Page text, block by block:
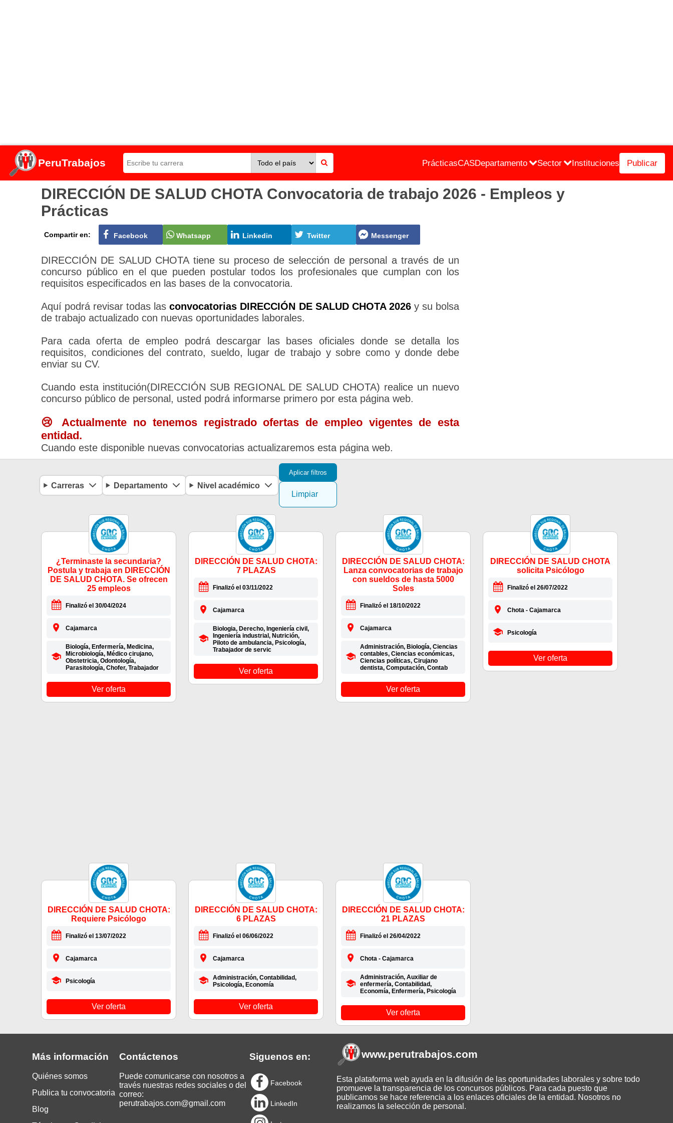
PeruTrabajos PrácticasCASDepartamento Sector Instituciones Publicar
DIRECCIÓN DE SALUD CHOTA Convocatoria de trabajo 2026 - Empleos y
Prácticas
Compartir en: Facebook Whatsapp Linkedin Twitter Messenger
DIRECCIÓN DE SALUD CHOTA tiene su proceso de selección de personal a través de un
concurso público en el que pueden postular todos los profesionales que cumplan con los
requisitos especificados en las bases de la convocatoria.
Aquí podrá revisar todas lasconvocatorias DIRECCIÓN DE SALUD CHOTA 2026y su bolsa
de trabajo actualizado con nuevas oportunidades laborales.
Para cada oferta de empleo podrá descargar las bases oficiales donde se detalla los
requisitos, condiciones del contrato, sueldo, lugar de trabajo y sobre como y donde debe
enviar su CV.
Cuando esta institución(DIRECCIÓN SUB REGIONAL DE SALUD CHOTA) realice un nuevo
concurso público de personal, usted podrá informarse primero por esta página web.
😢 Actualmente no tenemos registrado ofertas de empleo vigentes de esta
entidad.
Cuando este disponible nuevas convocatorias actualizaremos esta página web.
Carreras Departamento Nivel académico
Aplicar filtros
Limpiar
¿Terminaste la secundaria?
Postula y trabaja en DIRECCIÓN
DE SALUD CHOTA. Se ofrecen
25 empleos
Finalizó el 30/04/2024
Cajamarca
Biología, Enfermería, Medicina,
Microbiología, Médico cirujano,
Obstetricia, Odontología,
Parasitología, Chofer, Trabajador
Ver oferta
DIRECCIÓN DE SALUD CHOTA:
7 PLAZAS
Finalizó el 03/11/2022
Cajamarca
Biologia, Derecho, Ingeniería civil,
Ingeniería industrial, Nutrición,
Piloto de ambulancia, Psicología,
Trabajador de servic
Ver oferta
DIRECCIÓN DE SALUD CHOTA:
Lanza convocatorias de trabajo
con sueldos de hasta 5000
Soles
Finalizó el 18/10/2022
Cajamarca
Administración, Biología, Ciencias
contables, Ciencias económicas,
Ciencias políticas, Cirujano
dentista, Computación, Contab
Ver oferta
DIRECCIÓN DE SALUD CHOTA
solicita Psicólogo
Finalizó el 26/07/2022
Chota - Cajamarca
Psicología
Ver oferta
DIRECCIÓN DE SALUD CHOTA:
Requiere Psicólogo
Finalizó el 13/07/2022
Cajamarca
Psicología
Ver oferta
DIRECCIÓN DE SALUD CHOTA:
6 PLAZAS
Finalizó el 06/06/2022
Cajamarca
Administración, Contabilidad,
Psicología, Economía
Ver oferta
DIRECCIÓN DE SALUD CHOTA:
21 PLAZAS
Finalizó el 26/04/2022
Chota - Cajamarca
Administración, Auxiliar de
enfermería, Contabilidad,
Economía, Enfermería, Psicología
Ver oferta
Más información
Quiénes somos
Publica tu convocatoria
Blog
Contáctenos
Puede comunicarse con nosotros a
través nuestras redes sociales o del
correo:
perutrabajos.com@gmail.com
Siguenos en:
Facebook
LinkedIn
www.perutrabajos.com
Esta plataforma web ayuda en la difusión de las oportunidades laborales y sobre todo
promueve la transparencia de los concursos públicos. Para cada puesto que
publicamos se hace referencia a los enlaces oficiales de la entidad. Nosotros no
realizamos la selección de personal.